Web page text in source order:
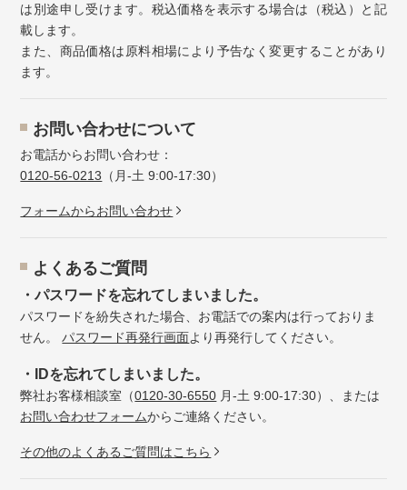
は別途申し受けます。税込価格を表示する場合は（税込）と記
載します。
また、商品価格は原料相場により予告なく変更することがあり
ます。
お問い合わせについて
お電話からお問い合わせ：
0120-56-0213 （月-土 9:00-17:30）
フォームからお問い合わせ
よくあるご質問
・パスワードを忘れてしまいました。
パスワードを紛失された場合、お電話での案内は行っておりま
せん。パスワード再発行画面より再発行してください。
・IDを忘れてしまいました。
弊社お客様相談室（0120-30-6550 月-土 9:00-17:30）、または
お問い合わせフォームからご連絡ください。
その他のよくあるご質問はこちら